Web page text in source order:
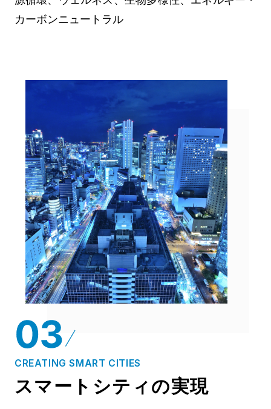
カーボンニュートラル
CREATING SMART CITIES
スマートシティの実現